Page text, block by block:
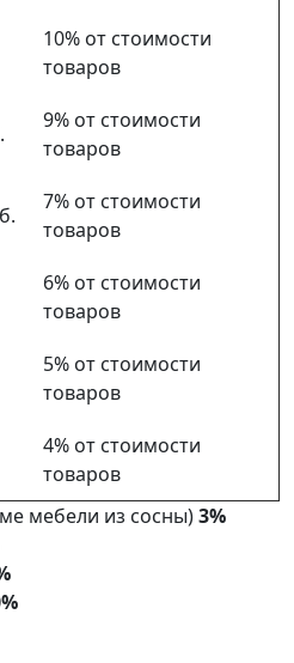
10% от стоимости
товаров
9% от стоимости
товаров
7% от стоимости
товаров
6% от стоимости
товаров
5% от стоимости
товаров
4% от стоимости
товаров
мебели из сосны)3%